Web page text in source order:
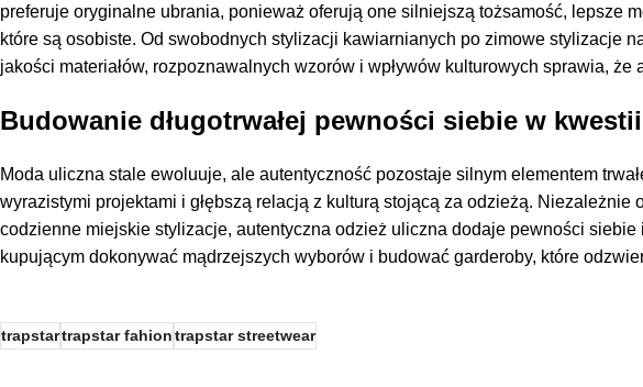
preferuje oryginalne ubrania, ponieważ oferują one silniejszą tożsamość, lepsze
które są osobiste. Od swobodnych stylizacji kawiarnianych po zimowe stylizacje
jakości materiałów, rozpoznawalnych wzorów i wpływów kulturowych sprawia,
Budowanie długotrwałej pewności siebie w
Moda uliczna stale ewoluuje, ale autentyczność pozostaje silnym elementem
wyrazistymi projektami i głębszą relacją z kulturą stojącą za odzieżą.
codzienne miejskie stylizacje, autentyczna odzież uliczna dodaje pewności
kupującym dokonywać mądrzejszych wyborów i budować garderoby, które
trapstartrapstar fahiontrapstar streetwear